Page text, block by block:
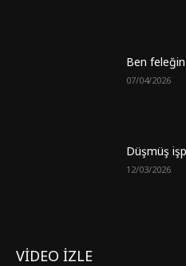
Ben
07/04/2026
Düşmüş
12/03/2026
VİDEO İZLE